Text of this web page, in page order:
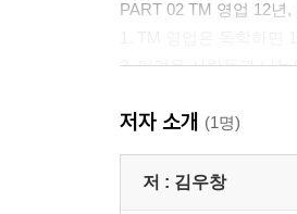
PART 02 TM 영업 12년
2. 어려운 사람들과 나
4. 일본 최고의 치과의
5. 실장과 센터장의 인
6. 정신병자들의 먹이가
저자 소개 (1명)
저 : 김우창